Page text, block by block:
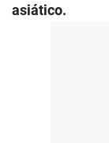
asiático.